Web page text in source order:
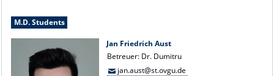
M.D. Students
Jan Friedrich Aust
Betreuer: Dr. Dumitru
jan.aust@st.ovgu.de